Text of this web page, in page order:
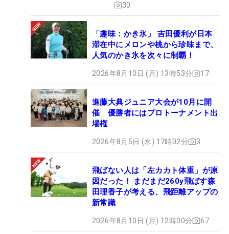
30
「趣味：かき氷」 吉田優利が日本
滞在中にメロンや桃から珍味まで、
人気のかき氷を次々に制覇！
2026年8月10日 (月) 13時53分 17
進藤大典ジュニア大会が10月に開
催 優勝者にはプロトーナメント出
場権
2026年8月5日 (水) 17時02分 3
飛ばない人は「左カカト体重」が原
因だった！ まだまだ260y飛ばす森
田理香子が考える、飛距離アップの
新常識
2026年8月10日 (月) 12時00分 67